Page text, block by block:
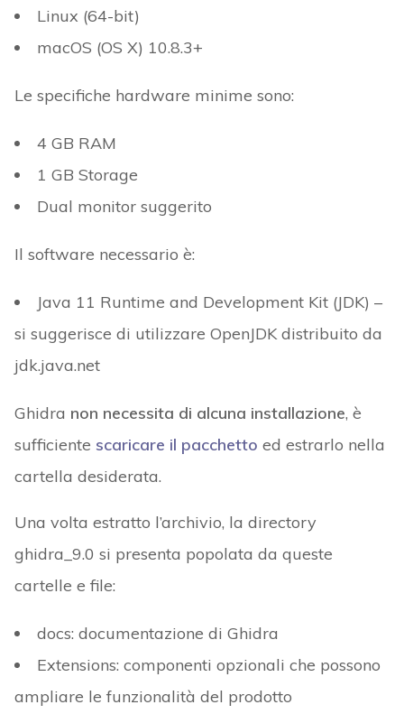
Linux (64-bit)
macOS (OS X) 10.8.3+
Le specifiche hardware minime sono:
4 GB RAM
1 GB Storage
Dual monitor suggerito
Il software necessario è:
Java 11 Runtime and Development Kit (JDK) –
si suggerisce di utilizzare OpenJDK distribuito da
jdk.java.net
Ghidra non necessita di alcuna installazione, è
sufficiente scaricare il pacchetto ed estrarlo nella
cartella desiderata.
Una volta estratto l’archivio, la directory
ghidra_9.0 si presenta popolata da queste
cartelle e file:
docs: documentazione di Ghidra
Extensions: componenti opzionali che possono
ampliare le funzionalità del prodotto